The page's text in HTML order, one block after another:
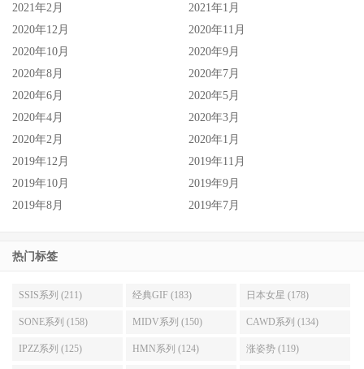
2021年2月
2021年1月
2020年12月
2020年11月
2020年10月
2020年9月
2020年8月
2020年7月
2020年6月
2020年5月
2020年4月
2020年3月
2020年2月
2020年1月
2019年12月
2019年11月
2019年10月
2019年9月
2019年8月
2019年7月
热门标签
SSIS系列 (211) 经典GIF (183) 日本女星 (178)
SONE系列 (158) MIDV系列 (150) CAWD系列 (134)
IPZZ系列 (125) HMN系列 (124) 涨姿势 (119)